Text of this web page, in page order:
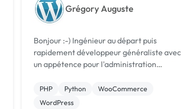
Grégory Auguste
Bonjour :-) Ingénieur au départ puis
rapidement développeur généraliste avec
un appétence pour l'administration
WordPress depuis 15 ans (+300 projets)
avec une forte sensibilité à la sécurité
PHP Python
WooCommerce
WordPress